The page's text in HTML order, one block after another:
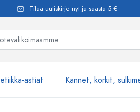
Tilaa uutiskirje nyt ja säästä 5 €
astiat Kannet, korkit,